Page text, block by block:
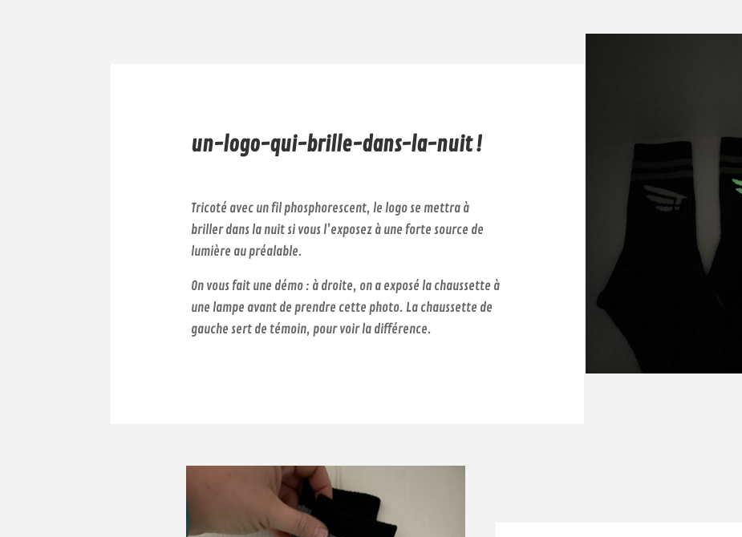
un-logo-qui-brille-dans-la-nuit !
Tricoté avec un fil phosphorescent, le logo se mettra à
briller dans la nuit si vous l’exposez à une forte source de
lumière au préalable.
On vous fait une démo : à droite, on a exposé la chaussette à
une lampe avant de prendre cette photo. La chaussette de
gauche sert de témoin, pour voir la différence.